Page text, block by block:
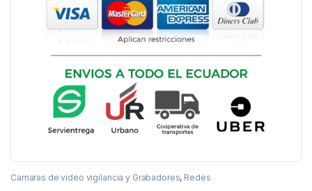
Camaras de video vigilancia y Grabadores, Redes